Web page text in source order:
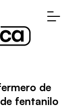
de
fentanilo